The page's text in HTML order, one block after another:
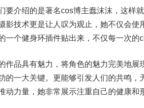
要介绍的是著名cos博主蠢沫沫，这样
影技术更是让人叹为观止，她不仅会
一个健身环插件贴出来，不仅每一次的
作品具有魅力，将角色的魅力完美地
的一大关键。更能够引发人们的共鸣
动力量，她非常展示注重自己的健康和